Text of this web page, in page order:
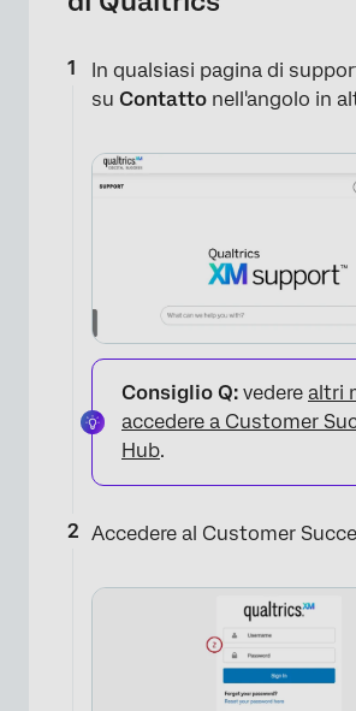
In qualsiasi pagina di
su Contatto nell'angolo in
Consiglio Q: vedere altri
accedere a Customer
Hub.
Accedere al Customer